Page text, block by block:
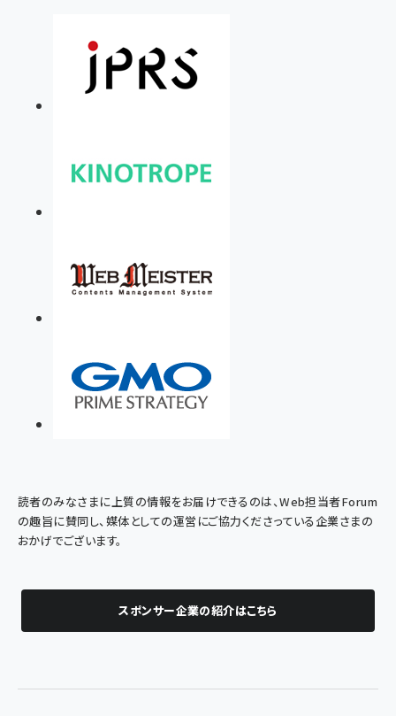
読者のみなさまに上質の情報をお届けできるのは、Web担当者Forum
の趣旨に賛同し、媒体としての運営にご協力くださっている企業さまの
おかげでございます。
スポンサー企業の紹介はこちら